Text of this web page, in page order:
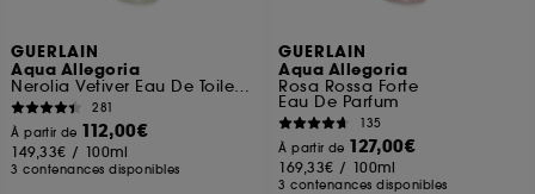
GUERLAIN
Aqua Allegoria
Nerolia Vetiver Eau De Toilette
281
À partir de 112,00€
149,33€ / 100ml
3 contenances disponibles
GUERLAIN
Aqua Allegoria
Rosa Rossa Forte
Eau De Parfum
135
À partir de 127,00€
169,33€ / 100ml
3 contenances disponibles